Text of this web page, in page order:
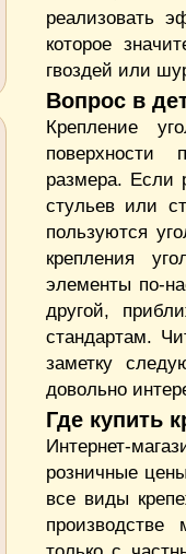
реализовать
которое
гвоздей или
Вопрос в
Крепление
поверхности
размера. Если
стульев или
пользуются
крепления
элементы по-
другой,
стандартам.
заметку
довольно
Где купить
Интернет-
розничные
все виды